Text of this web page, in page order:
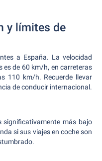
y límites de
a España. La velocidad
es de 60 km/h, en carreteras
110 km/h. Recuerde llevar
de conducir internacional.
significativamente más bajo
si sus viajes en coche son